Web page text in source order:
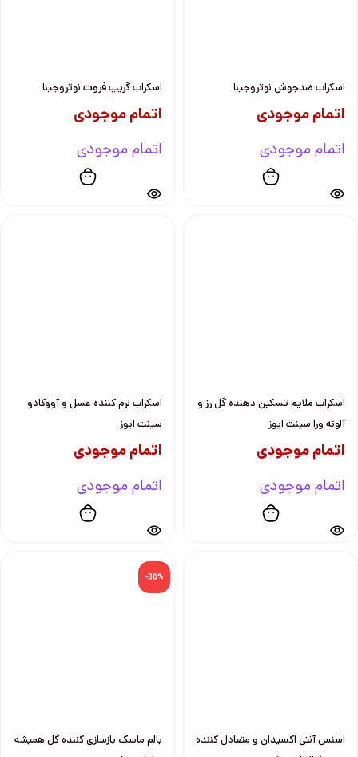
اسکراب ضدجوش نوتروجینا
اتمام موجودی
اتمام موجودی
اسکراب گریپ فروت نوتروجینا
اتمام موجودی
اتمام موجودی
اسکراب ملایم تسکین دهنده گل رز و
آلوئه ورا سینت ایوز
اتمام موجودی
اتمام موجودی
اسکراب نرم کننده عسل و آووکادو
سینت ایوز
اتمام موجودی
اتمام موجودی
اسنس آنتی اکسیدان و متعادل کننده
-30%
بالم ماسک بازسازی کننده گل همیشه